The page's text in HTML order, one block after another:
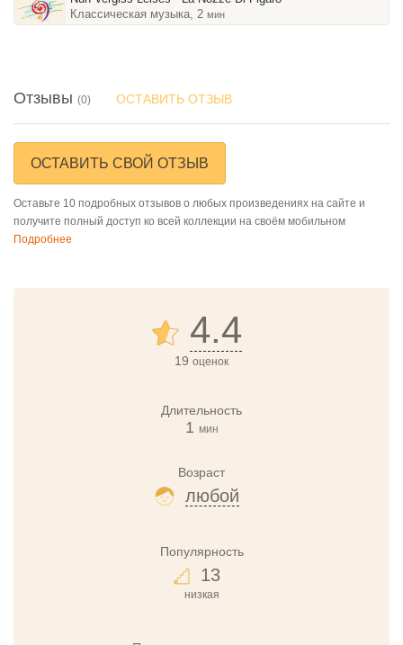
Классическая музыка, 2мин
Отзывы (0) ОСТАВИТЬ ОТЗЫВ
ОСТАВИТЬ СВОЙ ОТЗЫВ
Оставьте 10 подробных отзывов о любых произведениях на сайте и
получите полный доступ ко всей коллекции на своём мобильном
Подробнее
4.4
19 оценок
Длительность
1 мин
Возраст
любой
Популярность
13
низкая